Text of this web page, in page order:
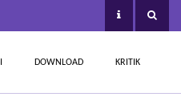
DOWNLOAD KRITIK